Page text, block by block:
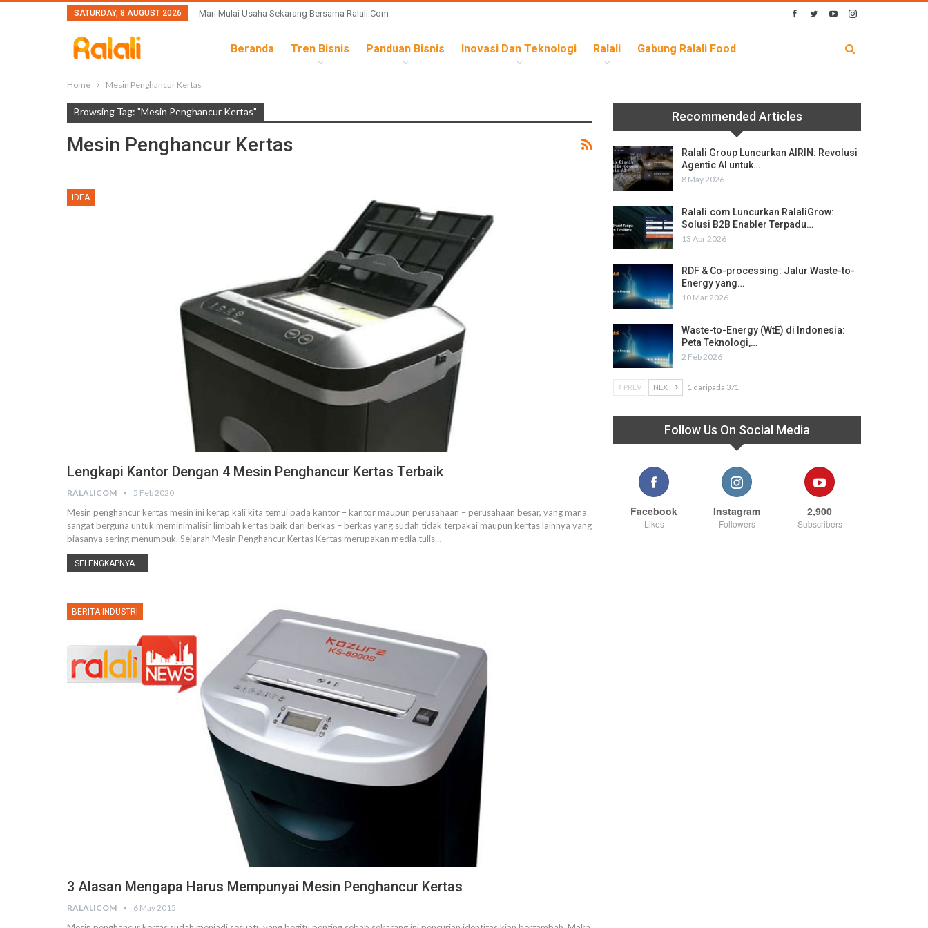
SATURDAY, 8 AUGUST 2026 Mari Mulai Usaha Sekarang Bersama Ralali.com
Beranda Tren Bisnis Panduan Bisnis Inovasi Dan Teknologi Ralali Gabung Ralali Food
Home Mesin Penghancur Kertas
Browsing Tag: "Mesin Penghancur Kertas"
Mesin Penghancur Kertas
IDEA
Lengkapi Kantor Dengan 4 Mesin Penghancur Kertas Terbaik
RALALICOM 5 Feb 2020
Mesin penghancur kertas mesin ini kerap kali kita temui pada kantor – kantor maupun perusahaan – perusahaan besar, yang mana
sangat berguna untuk meminimalisir limbah kertas baik dari berkas – berkas yang sudah tidak terpakai maupun kertas lainnya yang
biasanya sering menumpuk. Sejarah Mesin Penghancur Kertas Kertas merupakan media tulis…
SELENGKAPNYA...
BERITA INDUSTRI
3 Alasan Mengapa Harus Mempunyai Mesin Penghancur Kertas
RALALICOM 6 May 2015
Recommended Articles
Ralali Group Luncurkan AIRIN: Revolusi
Agentic AI untuk…
8 May 2026
Ralali.com Luncurkan RalaliGrow:
Solusi B2B Enabler Terpadu…
13 Apr 2026
RDF & Co-processing: Jalur Waste-to-
Energy yang…
10 Mar 2026
Waste-to-Energy (WtE) di Indonesia:
Peta Teknologi,…
2 Feb 2026
PREV NEXT 1 daripada 371
Follow Us On Social Media
Facebook
Likes
Instagram
Followers
2,900
Subscribers